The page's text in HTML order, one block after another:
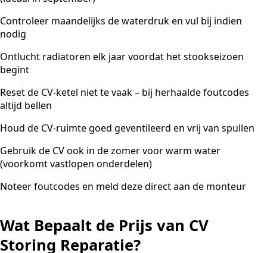
Controleer maandelijks de waterdruk en vul bij indien
nodig
Ontlucht radiatoren elk jaar voordat het stookseizoen
begint
Reset de CV-ketel niet te vaak – bij herhaalde foutcodes
altijd bellen
Houd de CV-ruimte goed geventileerd en vrij van spullen
Gebruik de CV ook in de zomer voor warm water
(voorkomt vastlopen onderdelen)
Noteer foutcodes en meld deze direct aan de monteur
Wat Bepaalt de Prijs van CV
Storing Reparatie?